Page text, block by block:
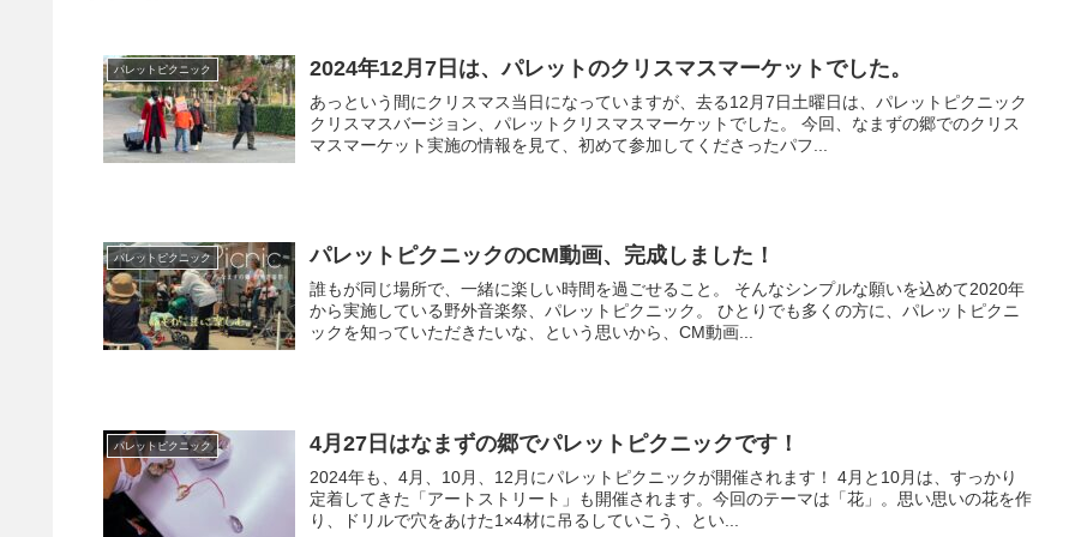
パレットピクニック 2024年12月7日は、パレットのクリスマスマーケットでした。
あっという間にクリスマス当日になっていますが、去る12月7日土曜日は、パレットピクニック
クリスマスバージョン、パレットクリスマスマーケットでした。 今回、なまずの郷でのクリス
マスマーケット実施の情報を見て、初めて参加してくださったパフ...
パレットピクニック パレットピクニックのCM動画、完成しました！
誰もが同じ場所で、一緒に楽しい時間を過ごせること。 そんなシンプルな願いを込めて2020年
から実施している野外音楽祭、パレットピクニック。 ひとりでも多くの方に、パレットピクニ
ックを知っていただきたいな、という思いから、CM動画...
パレットピクニック 4月27日はなまずの郷でパレットピクニックです！
2024年も、4月、10月、12月にパレットピクニックが開催されます！ 4月と10月は、すっかり
定着してきた「アートストリート」も開催されます。今回のテーマは「花」。思い思いの花を作
り、ドリルで穴をあけた1×4材に吊るしていこう、とい...